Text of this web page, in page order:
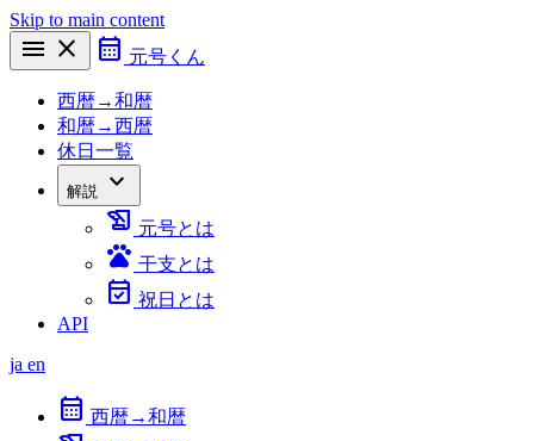
Skip to main content
menu close calendar_month 元号くん
西暦→和暦
和暦→西暦
休日一覧
解説
expand_more
history_edu 元号とは
pets 干支とは
event_available 祝日とは
API
ja en
calendar_month 西暦→和暦